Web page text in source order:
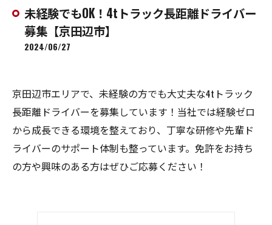
未経験でもOK！4tトラック長距離ドライバー
募集【京田辺市】
2024/06/27
京田辺市エリアで、未経験の方でも大丈夫な4tトラック
長距離ドライバーを募集しています！当社では経験ゼロ
から成長できる環境を整えており、丁寧な研修や先輩ド
ライバーのサポート体制も整っています。免許をお持ち
の方や興味のある方はぜひご応募ください！